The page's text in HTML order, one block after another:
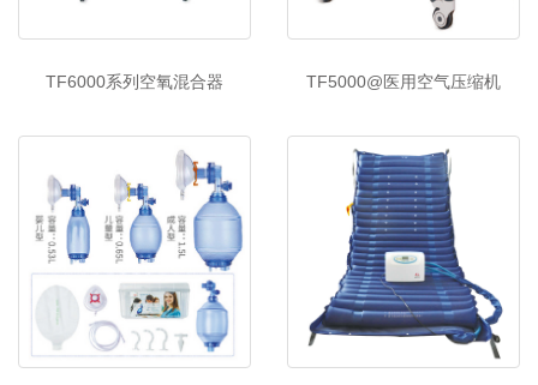
TF6000系列空氧混合器 TF5000@医用空气压缩机